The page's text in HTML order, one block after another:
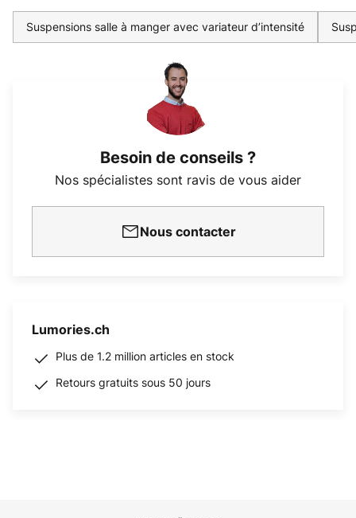
Suspensions salle à manger avec variateur d’intensité
Besoin de conseils ?
Nos spécialistes sont ravis de vous aider
Nous contacter
Lumories.ch
Plus de 1.2 million articles en stock
Retours gratuits sous 50 jours